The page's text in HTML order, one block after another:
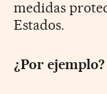
medidas
Estados.
¿Por ejemplo?